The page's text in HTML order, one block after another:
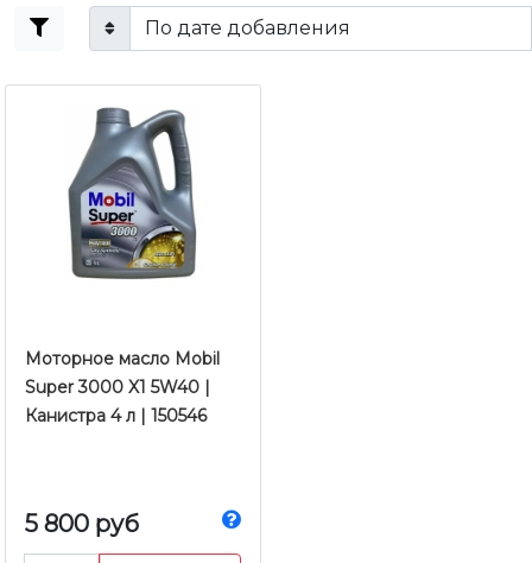
Моторное масло Mobil
Super 3000 X1 5W40 |
Канистра 4 л | 150546
5 800 руб